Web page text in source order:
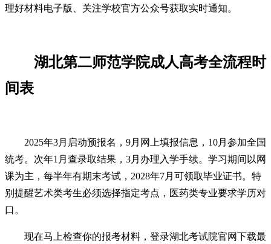
理好材料电子版、关注学校官方公众号获取实时通知。
湖北第二师范学院成人高考全流程时
间表
2025年3月启动预报名，9月网上填报信息，10月参加全国
统考。次年1月查录取结果，3月办理入学手续。学习期间以网
课为主，每半年有期末考试，2028年7月可领取毕业证书。特
别提醒艺术类考生必须选择指定考点，医药类专业要求学历对
口。
现在马上检查你的报考材料，登录湖北考试院官网下载最